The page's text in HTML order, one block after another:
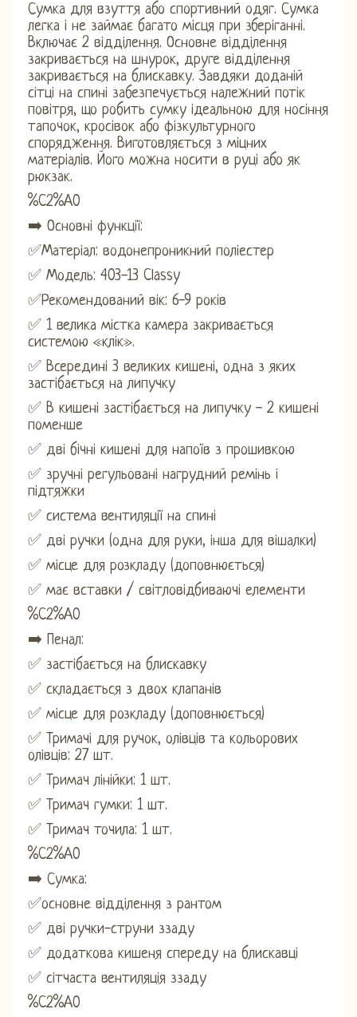
Сумка для взуття або спортивний одяг. Сумка
легка і не займає багато місця при зберіганні.
Включає 2 відділення. Основне відділення
закривається на шнурок, друге відділення
закривається на блискавку. Завдяки доданій
сітці на спині забезпечується належний потік
повітря, що робить сумку ідеальною для носіння
тапочок, кросівок або фізкультурного
спорядження. Виготовляється з міцних
матеріалів. Його можна носити в руці або як
рюкзак.
%C2%A0
➡️ Основні функції:
✅Матеріал: водонепроникний поліестер
✅ Модель: 403-13 Classy
✅Рекомендований вік: 6-9 років
✅ 1 велика містка камера закривається
системою «клік».
✅ Всередині 3 великих кишені, одна з яких
застібається на липучку
✅ В кишені застібається на липучку - 2 кишені
поменше
✅ дві бічні кишені для напоїв з прошивкою
✅ зручні регульовані нагрудний ремінь і
підтяжки
✅ система вентиляції на спині
✅ дві ручки (одна для руки, інша для вішалки)
✅ місце для розкладу (доповнюється)
✅ має вставки / світловідбиваючі елементи
%C2%A0
➡️ Пенал:
✅ застібається на блискавку
✅ складається з двох клапанів
✅ місце для розкладу (доповнюється)
✅ Тримачі для ручок, олівців та кольорових
олівців: 27 шт.
✅ Тримач лінійки: 1 шт.
✅ Тримач гумки: 1 шт.
✅ Тримач точила: 1 шт.
%C2%A0
➡️ Сумка:
✅основне відділення з рантом
✅ дві ручки-струни ззаду
✅ додаткова кишеня спереду на блискавці
✅ сітчаста вентиляція ззаду
%C2%A0